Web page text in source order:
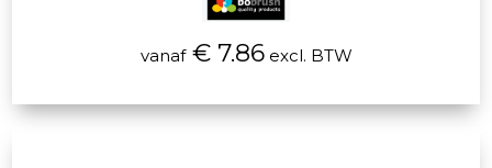
vanaf€ 7.86excl. BTW